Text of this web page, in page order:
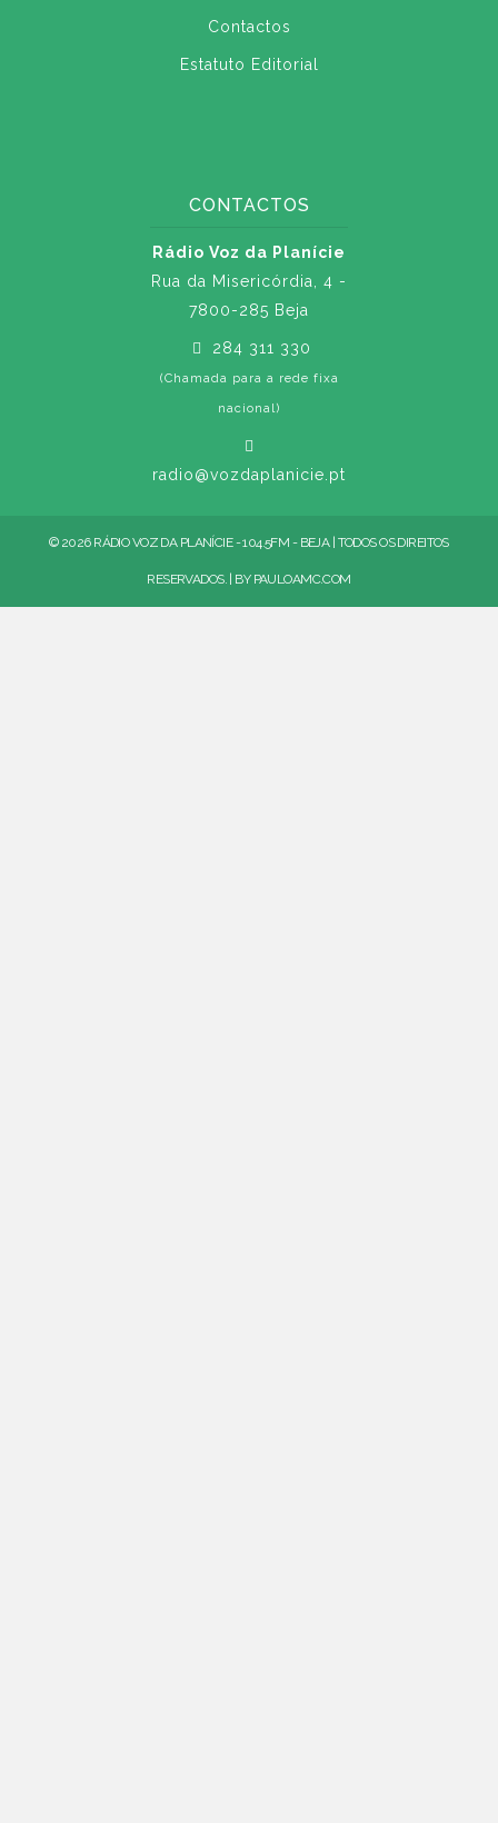
Contactos
Estatuto Editorial
CONTACTOS
Rádio Voz da Planície
Rua da Misericórdia, 4 -
7800-285 Beja
284 311 330
(Chamada para a rede fixa
nacional)
radio@vozdaplanicie.pt
© 2026 RÁDIO VOZ DA PLANÍCIE - 104.5FM - BEJA | TODOS OS DIREITOS
RESERVADOS. | BY PAULOAMC.COM